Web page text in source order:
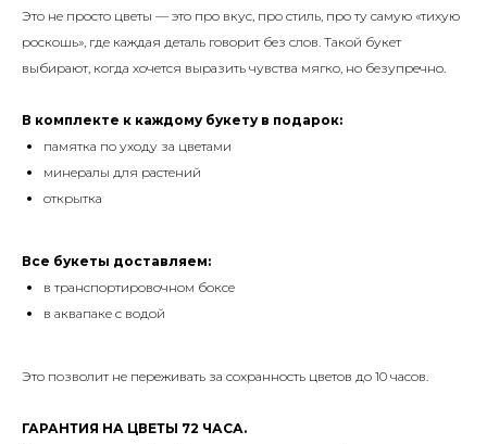
Это не просто цветы — это про вкус, про стиль, про ту самую «тихую
роскошь», где каждая деталь говорит без слов. Такой букет
выбирают, когда хочется выразить чувства мягко, но безупречно.
В комплекте к каждому букету в подарок:
памятка по уходу за цветами
минералы для растений
открытка
Все букеты доставляем:
в транспортировочном боксе
в аквапаке с водой
Это позволит не переживать за сохранность цветов до 10 часов.
ГАРАНТИЯ НА ЦВЕТЫ 72 ЧАСА.